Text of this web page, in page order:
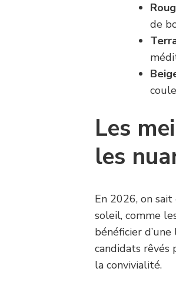
de
Les
les
En 2026, on
soleil, comme
bénéficier
candidats rêvés
la convivialité.